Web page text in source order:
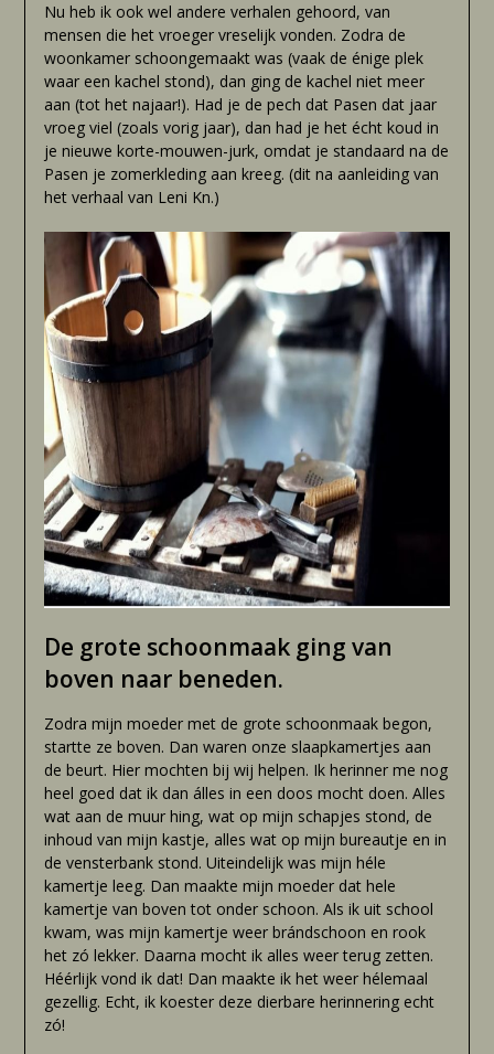
Nu heb ik ook wel andere verhalen gehoord, van
mensen die het vroeger vreselijk vonden. Zodra de
woonkamer schoongemaakt was (vaak de énige plek
waar een kachel stond), dan ging de kachel niet meer
aan (tot het najaar!). Had je de pech dat Pasen dat jaar
vroeg viel (zoals vorig jaar), dan had je het écht koud in
je nieuwe korte-mouwen-jurk, omdat je standaard na de
Pasen je zomerkleding aan kreeg. (dit na aanleiding van
het verhaal van Leni Kn.)
De grote schoonmaak ging van
boven naar beneden.
Zodra mijn moeder met de grote schoonmaak begon,
startte ze boven. Dan waren onze slaapkamertjes aan
de beurt. Hier mochten bij wij helpen. Ik herinner me nog
heel goed dat ik dan álles in een doos mocht doen. Alles
wat aan de muur hing, wat op mijn schapjes stond, de
inhoud van mijn kastje, alles wat op mijn bureautje en in
de vensterbank stond. Uiteindelijk was mijn héle
kamertje leeg. Dan maakte mijn moeder dat hele
kamertje van boven tot onder schoon. Als ik uit school
kwam, was mijn kamertje weer brándschoon en rook
het zó lekker. Daarna mocht ik alles weer terug zetten.
Héérlijk vond ik dat! Dan maakte ik het weer hélemaal
gezellig. Echt, ik koester deze dierbare herinnering echt
zó!